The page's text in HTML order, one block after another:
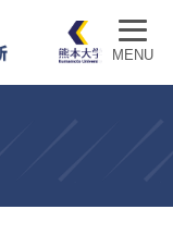
MENU
研究所について
組織/メンバー